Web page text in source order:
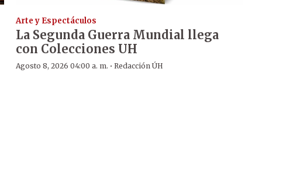
Arte y Espectáculos
La Segunda Guerra Mundial llega
con Colecciones UH
Agosto 8, 2026 04:00 a. m. · Redacción ÚH